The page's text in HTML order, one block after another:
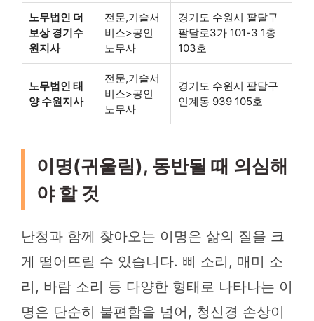
노무법인 더
보상 경기수
원지사
전문,기술서
비스>공인
노무사
경기도 수원시 팔달구
팔달로3가 101-3 1층
103호
노무법인 태
양 수원지사
전문,기술서
비스>공인
노무사
경기도 수원시 팔달구
인계동 939 105호
이명(귀울림), 동반될 때 의심해
야 할 것
난청과 함께 찾아오는 이명은 삶의 질을 크
게 떨어뜨릴 수 있습니다. 삐 소리, 매미 소
리, 바람 소리 등 다양한 형태로 나타나는 이
명은 단순히 불편함을 넘어, 청신경 손상이